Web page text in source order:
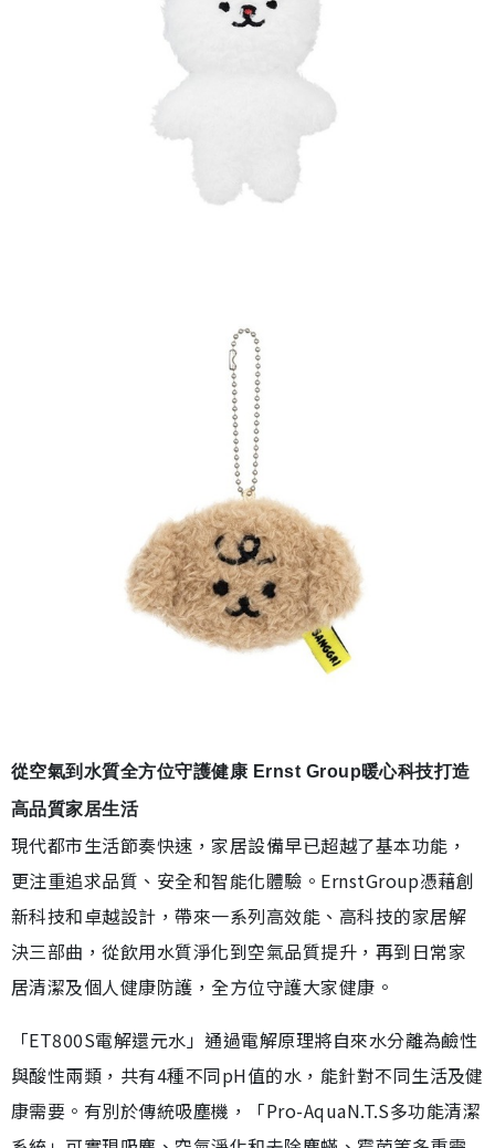
從空氣到水質全方位守護健康 Ernst Group暖心科技打造
高品質家居生活
現代都市生活節奏快速，家居設備早已超越了基本功能，
更注重追求品質、安全和智能化體驗。ErnstGroup憑藉創
新科技和卓越設計，帶來一系列高效能、高科技的家居解
決三部曲，從飲用水質淨化到空氣品質提升，再到日常家
居清潔及個人健康防護，全方位守護大家健康。
「ET800S電解還元水」通過電解原理將自來水分離為鹼性
與酸性兩類，共有4種不同pH值的水，能針對不同生活及健
康需要。有別於傳統吸塵機，「Pro-AquaN.T.S多功能清潔